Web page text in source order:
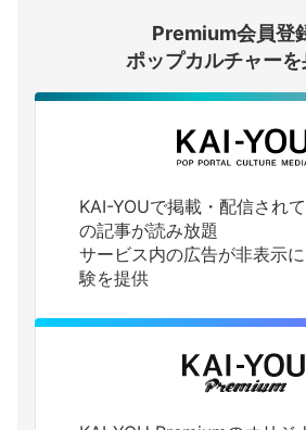
ログインする
Premium会員登
ポップカルチャーを
KAI-YOUで掲載・配信され
の記事が読み放題
サービス内の広告が非表示
験を提供